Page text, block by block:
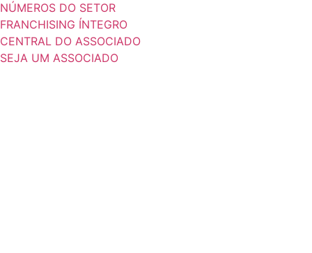
NÚMEROS DO SETOR
FRANCHISING ÍNTEGRO
CENTRAL DO ASSOCIADO
SEJA UM ASSOCIADO